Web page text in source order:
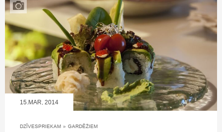
15.MAR, 2014
DZĪVESPRIEKAM » GARDĒŽIEM